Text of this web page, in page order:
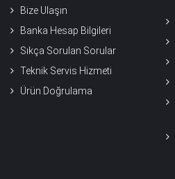
Bize Ulaşın
Banka Hesap Bilgileri
Sıkça Sorulan Sorular
Teknik Servis Hizmeti
Ürün Doğrulama